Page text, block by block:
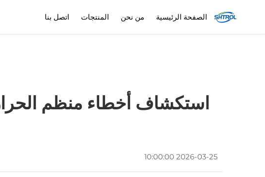
الصفحة الرئيسية من نحن المنتجات اتصل بنا
استكشاف أخطاء منظم
2026-03-25 10:00:00